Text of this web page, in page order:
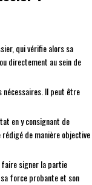
qui vérifie alors sa
directement au sein de
nécessaires. Il peut être
en y consignant de
de manière objective
faire signer la partie
force probante et son